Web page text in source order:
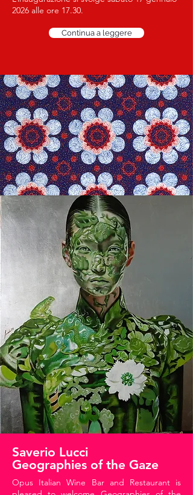
2026 alle ore 17.30.
Continua a leggere
Saverio Lucci
Geographies of the Gaze
Opus Italian Wine Bar and Restaurant is